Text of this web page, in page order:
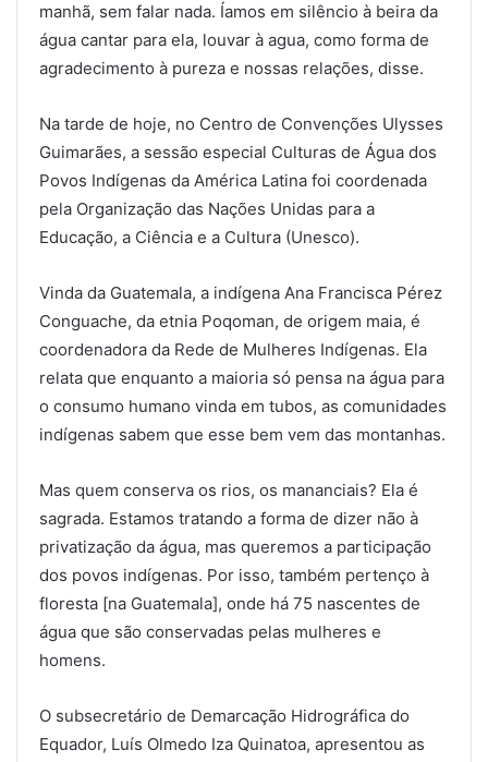
manhã, sem falar nada. Íamos em silêncio à beira da
água cantar para ela, louvar à agua, como forma de
agradecimento à pureza e nossas relações, disse.
Na tarde de hoje, no Centro de Convenções Ulysses
Guimarães, a sessão especial Culturas de Água dos
Povos Indígenas da América Latina foi coordenada
pela Organização das Nações Unidas para a
Educação, a Ciência e a Cultura (Unesco).
Vinda da Guatemala, a indígena Ana Francisca Pérez
Conguache, da etnia Poqoman, de origem maia, é
coordenadora da Rede de Mulheres Indígenas. Ela
relata que enquanto a maioria só pensa na água para
o consumo humano vinda em tubos, as comunidades
indígenas sabem que esse bem vem das montanhas.
Mas quem conserva os rios, os mananciais? Ela é
sagrada. Estamos tratando a forma de dizer não à
privatização da água, mas queremos a participação
dos povos indígenas. Por isso, também pertenço à
floresta [na Guatemala], onde há 75 nascentes de
água que são conservadas pelas mulheres e
homens.
O subsecretário de Demarcação Hidrográfica do
Equador, Luís Olmedo Iza Quinatoa, apresentou as